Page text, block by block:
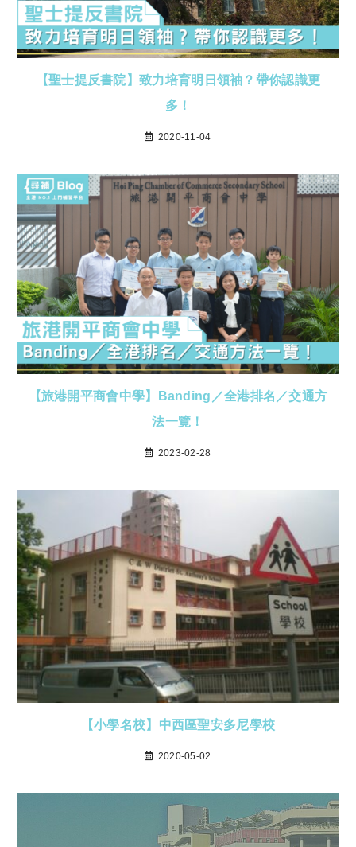
【聖士提反書院】致力培育明日領袖？帶你認識更
多！
2020-11-04
【旅港開平商會中學】Banding／全港排名／交通方
法一覽！
2023-02-28
【小學名校】中西區聖安多尼學校
2020-05-02